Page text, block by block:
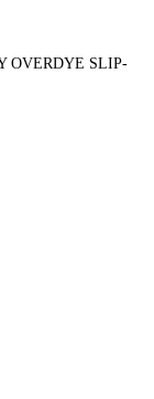
OVERDYE SLIP-